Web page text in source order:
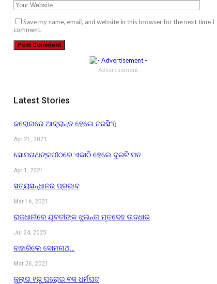
Save my name, email, and website in this browser for the next time I
comment.
- Advertisement -
Latest Stories
କରୋନାରେ ଆକ୍ରାନ୍ତ ହେଲେ ନରସିଂହ
Apr 21, 2021
ସୋମନାଥଙ୍କପୀଠରେ ଏକାଠି ହେଲେ ଦୁଇଟି ମନ
Apr 1, 2021
ସତ୍ୟସନ୍ଧାନର ପ୍ରଭାବ
Mar 16, 2021
ରାଜଧାନୀରେ ଯୁବତୀଙ୍କ ଝୁଲନ୍ତା ମୃତଦେହ ଉଦ୍ଧାର
Jul 24, 2025
ବାହାରିଲେ ସୋମନାଥ…
Mar 26, 2021
ଜୁଲାଇ ୧ରୁ ଘରୋଇ ବସ ଧର୍ମଘଟ